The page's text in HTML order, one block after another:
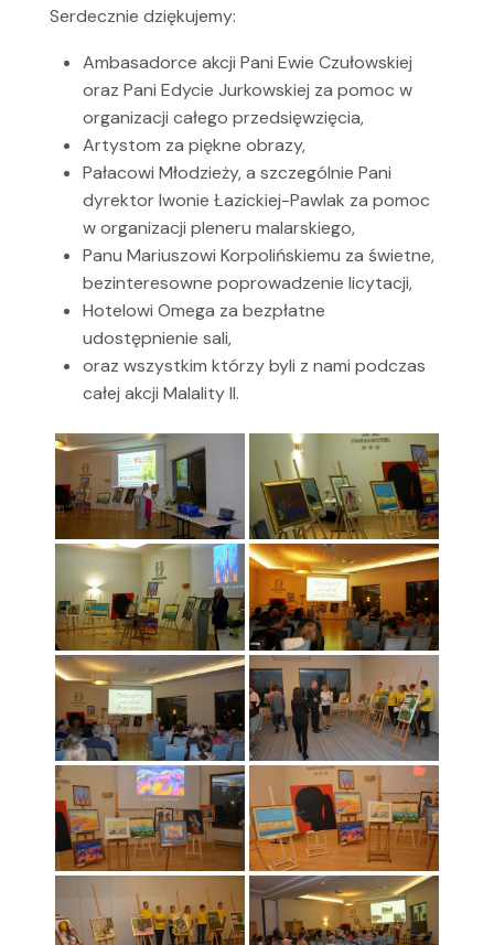
Serdecznie dziękujemy:
Ambasadorce akcji Pani Ewie Czułowskiej
oraz Pani Edycie Jurkowskiej za pomoc w
organizacji całego przedsięwzięcia,
Artystom za piękne obrazy,
Pałacowi Młodzieży, a szczególnie Pani
dyrektor Iwonie Łazickiej-Pawlak za pomoc
w organizacji pleneru malarskiego,
Panu Mariuszowi Korpolińskiemu za świetne,
bezinteresowne poprowadzenie licytacji,
Hotelowi Omega za bezpłatne
udostępnienie sali,
oraz wszystkim którzy byli z nami podczas
całej akcji Malality II.